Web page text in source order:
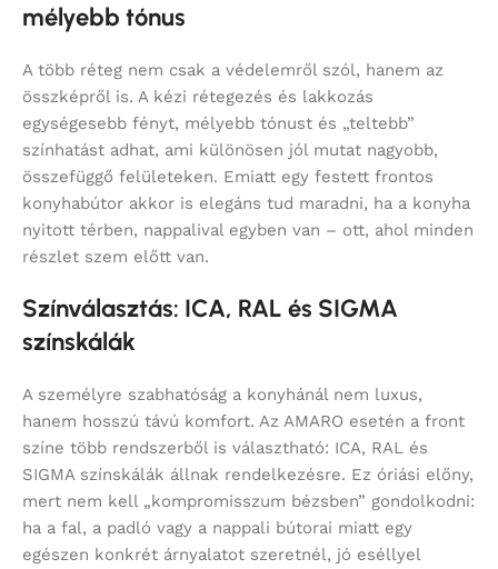
mélyebb tónus
A több réteg nem csak a védelemről szól, hanem az
összképről is. A kézi rétegezés és lakkozás
egységesebb fényt, mélyebb tónust és „teltebb”
színhatást adhat, ami különösen jól mutat nagyobb,
összefüggő felületeken. Emiatt egy festett frontos
konyhabútor akkor is elegáns tud maradni, ha a konyha
nyitott térben, nappalival egyben van – ott, ahol minden
részlet szem előtt van.
Színválasztás: ICA, RAL és SIGMA
színskálák
A személyre szabhatóság a konyhánál nem luxus,
hanem hosszú távú komfort. Az AMARO esetén a front
színe több rendszerből is választható: ICA, RAL és
SIGMA színskálák állnak rendelkezésre. Ez óriási előny,
mert nem kell „kompromisszum bézsben” gondolkodni:
ha a fal, a padló vagy a nappali bútorai miatt egy
egészen konkrét árnyalatot szeretnél, jó eséllyel